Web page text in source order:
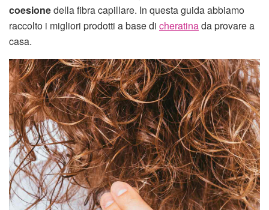
coesionedella fibra capillare. In questa guida abbiamo
raccolto i migliori prodotti a base di cheratinada provare a
casa.